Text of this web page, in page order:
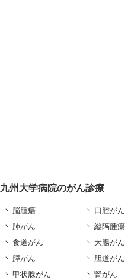
九州大学病院のがん診療
脳腫瘍 口腔がん
肺がん
縦隔腫瘍
食道がん
大腸がん
膵がん
胆道がん
甲状腺がん
腎がん